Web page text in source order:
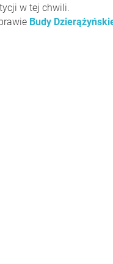
w tej chwili.
Budy